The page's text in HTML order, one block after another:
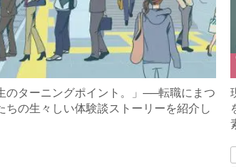
のターニングポイント。」──転職にまつ
ちの生々しい体験談ストーリーを紹介し